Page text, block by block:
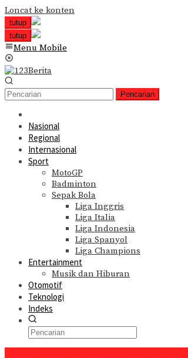
Loncat ke konten
tutup
tutup
Menu Mobile
Pencarian
Nasional
Regional
Internasional
Sport
MotoGP
Badminton
Sepak Bola
Liga Inggris
Liga Italia
Liga Indonesia
Liga Spanyol
Liga Champions
Entertainment
Musik dan Hiburan
Otomotif
Teknologi
Indeks